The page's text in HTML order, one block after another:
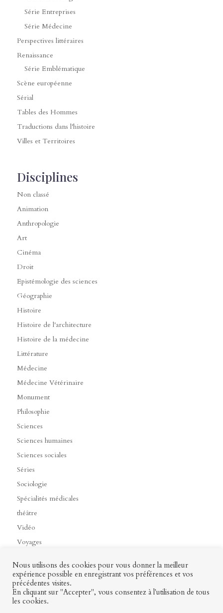
Série Entreprises
Série Médecine
Perspectives littéraires
Renaissance
Série Emblématique
Scène européenne
Sérial
Tables des Hommes
Traductions dans l'histoire
Villes et Territoires
Disciplines
Non classé
Animation
Anthropologie
Art
Cinéma
Droit
Epistémologie des sciences
Géographie
Histoire
Histoire de l'architecture
Histoire de la médecine
Littérature
Médecine
Médecine Vétérinaire
Monument
Philosophie
Sciences
Sciences humaines
Sciences sociales
Séries
Sociologie
Spécialités médicales
théâtre
Vidéo
Voyages
Contact Mon profil
Nous utilisons des cookies pour vous donner la meilleur
expérience possible en enregistrant vos préférences et vos
précédentes visites.
En cliquant sur "Accepter", vous consentez à l'utilisation de tous
les cookies.